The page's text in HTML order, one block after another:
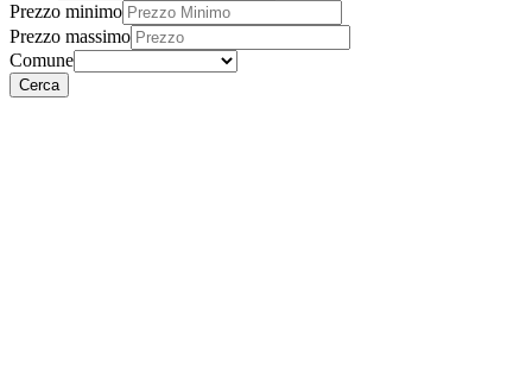
Prezzo minimo
Prezzo massimo
Comune